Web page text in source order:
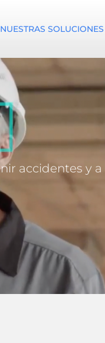
NUESTRAS SOLUCIONES
accidentes y